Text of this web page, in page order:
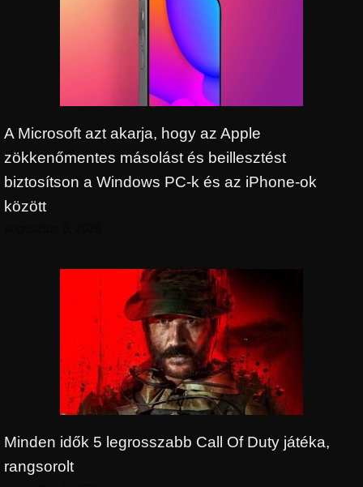
A Microsoft azt akarja, hogy az Apple
zökkenőmentes másolást és beillesztést
biztosítson a Windows PC-k és az iPhone-ok
között
Minden idők 5 legrosszabb Call Of Duty játéka,
rangsorolt